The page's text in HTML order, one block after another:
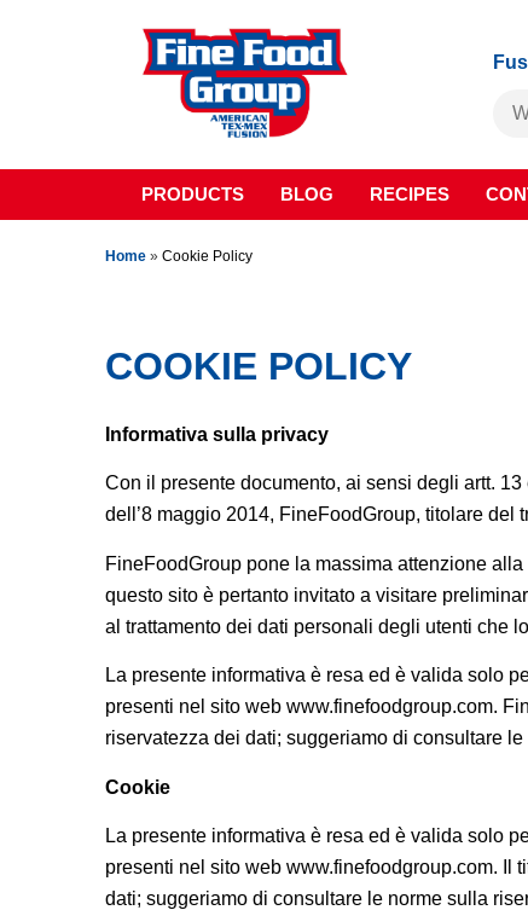
PRODUCTS BLOG RECIPES
Home » Cookie Policy
COOKIE POLICY
Informativa sulla privacy
Con il presente documento, ai sensi degli artt.
dell’8 maggio 2014, FineFoodGroup, titolare
FineFoodGroup pone la massima attenzione
questo sito è pertanto invitato a visitare
al trattamento dei dati personali degli utenti che
La presente informativa è resa ed è valida solo
presenti nel sito web www.finefoodgroup.com.
riservatezza dei dati; suggeriamo di consultare
Cookie
La presente informativa è resa ed è valida solo
presenti nel sito web www.finefoodgroup.com. Il
dati; suggeriamo di consultare le norme sulla